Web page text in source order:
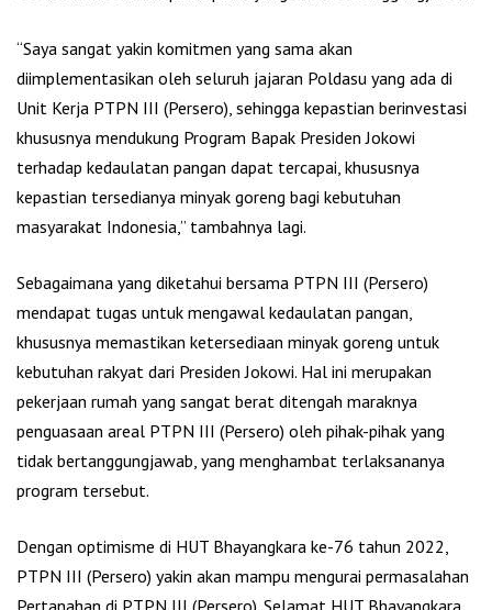
“Saya sangat yakin komitmen yang sama akan
diimplementasikan oleh seluruh jajaran Poldasu yang ada di
Unit Kerja PTPN III (Persero), sehingga kepastian berinvestasi
khususnya mendukung Program Bapak Presiden Jokowi
terhadap kedaulatan pangan dapat tercapai, khususnya
kepastian tersedianya minyak goreng bagi kebutuhan
masyarakat Indonesia,” tambahnya lagi.
Sebagaimana yang diketahui bersama PTPN III (Persero)
mendapat tugas untuk mengawal kedaulatan pangan,
khususnya memastikan ketersediaan minyak goreng untuk
kebutuhan rakyat dari Presiden Jokowi. Hal ini merupakan
pekerjaan rumah yang sangat berat ditengah maraknya
penguasaan areal PTPN III (Persero) oleh pihak-pihak yang
tidak bertanggungjawab, yang menghambat terlaksananya
program tersebut.
Dengan optimisme di HUT Bhayangkara ke-76 tahun 2022,
PTPN III (Persero) yakin akan mampu mengurai permasalahan
Pertanahan di PTPN III (Persero). Selamat HUT Bhayangkara